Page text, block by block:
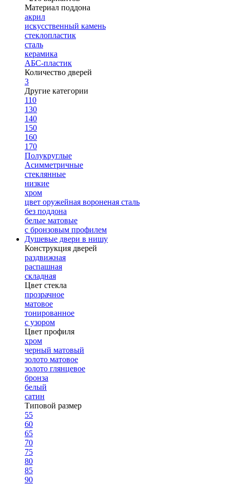
Материал поддона
акрил
искусственный камень
стеклопластик
сталь
керамика
АБС-пластик
Количество дверей
3
Другие категории
110
130
140
150
160
170
Полукруглые
Асимметричные
стеклянные
низкие
хром
цвет оружейная вороненая сталь
без поддона
белые матовые
с бронзовым профилем
Душевые двери в нишу
Конструкция дверей
раздвижная
распашная
складная
Цвет стекла
прозрачное
матовое
тонированное
с узором
Цвет профиля
хром
черный матовый
золото матовое
золото глянцевое
бронза
белый
сатин
Типовой размер
55
60
65
70
75
80
85
90